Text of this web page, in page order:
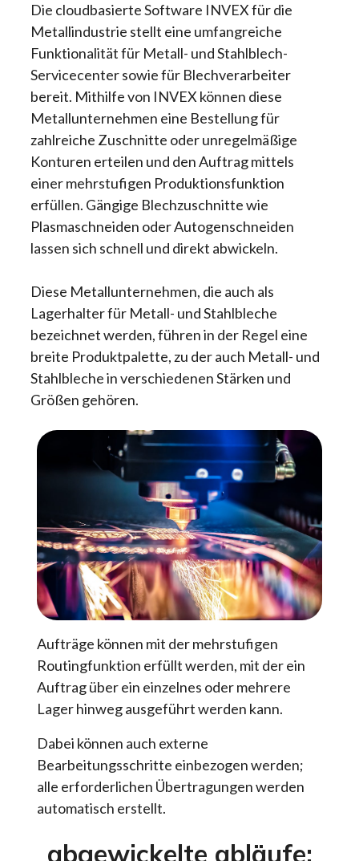
Die cloudbasierte Software INVEX für die
Metallindustrie stellt eine umfangreiche
Funktionalität für Metall- und Stahlblech-
Servicecenter sowie für Blechverarbeiter
bereit. Mithilfe von INVEX können diese
Metallunternehmen eine Bestellung für
zahlreiche Zuschnitte oder unregelmäßige
Konturen erteilen und den Auftrag mittels
einer mehrstufigen Produktionsfunktion
erfüllen. Gängige Blechzuschnitte wie
Plasmaschneiden oder Autogenschneiden
lassen sich schnell und direkt abwickeln.
Diese Metallunternehmen, die auch als
Lagerhalter für Metall- und Stahlbleche
bezeichnet werden, führen in der Regel eine
breite Produktpalette, zu der auch Metall- und
Stahlbleche in verschiedenen Stärken und
Größen gehören.
Aufträge können mit der mehrstufigen
Routingfunktion erfüllt werden, mit der ein
Auftrag über ein einzelnes oder mehrere
Lager hinweg ausgeführt werden kann.
Dabei können auch externe
Bearbeitungsschritte einbezogen werden;
alle erforderlichen Übertragungen werden
automatisch erstellt.
abgewickelte abläufe: